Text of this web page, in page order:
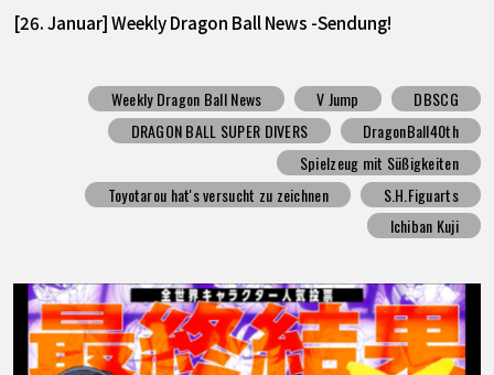
[26. Januar] Weekly Dragon Ball News -Sendung!
Weekly Dragon Ball News V Jump
DBSCG
DRAGON BALL SUPER DIVERS
DragonBall40th
Spielzeug mit Süßigkeiten
Toyotarou hat's versucht zu zeichnen
S.H.Figuarts
Ichiban Kuji